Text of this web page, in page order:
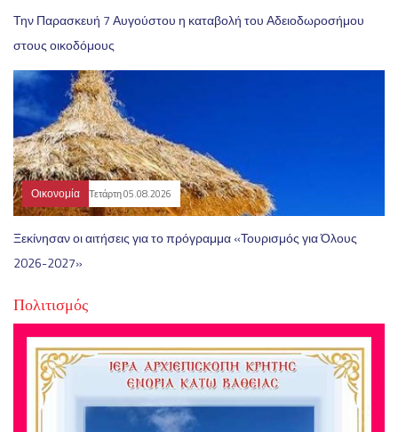
Την Παρασκευή 7 Αυγούστου η καταβολή του Αδειοδωροσήμου
στους οικοδόμους
Οικονομία Τετάρτη 05.08.2026
Ξεκίνησαν οι αιτήσεις για το πρόγραμμα «Τουρισμός για Όλους
2026-2027»
Πολιτισμός